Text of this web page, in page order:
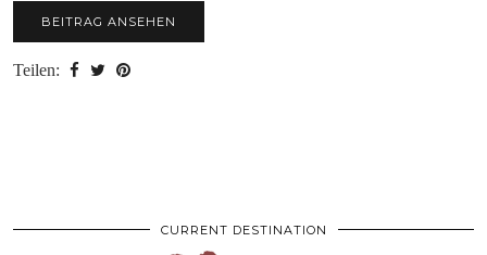
BEITRAG ANSEHEN
Teilen:
CURRENT DESTINATION